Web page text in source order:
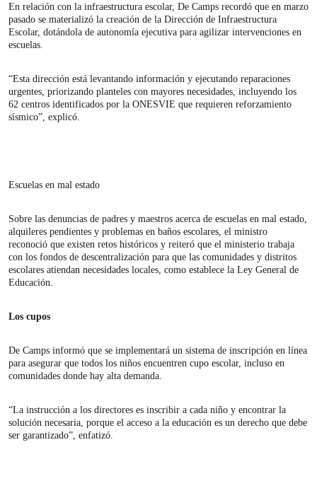
En relación con la infraestructura escolar, De Camps recordó que en marzo
pasado se materializó la creación de la Dirección de Infraestructura
Escolar, dotándola de autonomía ejecutiva para agilizar intervenciones en
escuelas.
“Esta dirección está levantando información y ejecutando reparaciones
urgentes, priorizando planteles con mayores necesidades, incluyendo los
62 centros identificados por la ONESVIE que requieren reforzamiento
sísmico”, explicó.
Escuelas en mal estado
Sobre las denuncias de padres y maestros acerca de escuelas en mal estado,
alquileres pendientes y problemas en baños escolares, el ministro
reconoció que existen retos históricos y reiteró que el ministerio trabaja
con los fondos de descentralización para que las comunidades y distritos
escolares atiendan necesidades locales, como establece la Ley General de
Educación.
Los cupos
De Camps informó que se implementará un sistema de inscripción en línea
para asegurar que todos los niños encuentren cupo escolar, incluso en
comunidades donde hay alta demanda.
“La instrucción a los directores es inscribir a cada niño y encontrar la
solución necesaria, porque el acceso a la educación es un derecho que debe
ser garantizado”, enfatizó.